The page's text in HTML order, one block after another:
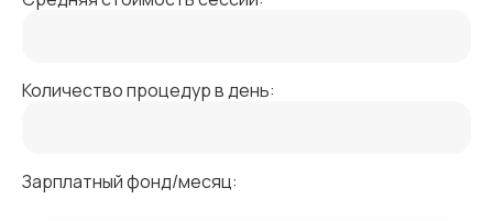
Количество процедур в день:
Зарплатный фонд/месяц: